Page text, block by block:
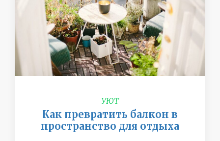
УЮТ
Как превратить балкон в
пространство для отдыха